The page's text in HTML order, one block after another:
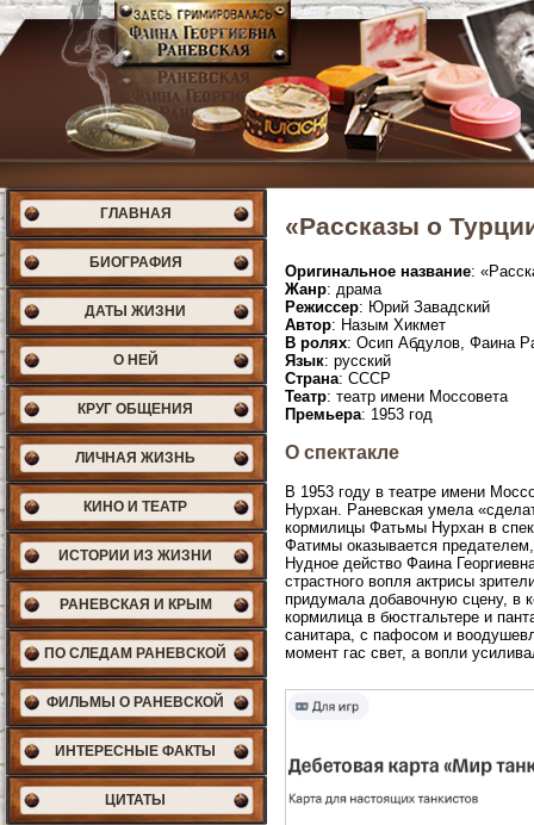
ГЛАВНАЯ
БИОГРАФИЯ
ДАТЫ ЖИЗНИ
О НЕЙ
КРУГ ОБЩЕНИЯ
ЛИЧНАЯ ЖИЗНЬ
КИНО И ТЕАТР
ИСТОРИИ ИЗ ЖИЗНИ
РАНЕВСКАЯ И КРЫМ
ПО СЛЕДАМ РАНЕВСКОЙ
ФИЛЬМЫ О РАНЕВСКОЙ
ИНТЕРЕСНЫЕ ФАКТЫ
ЦИТАТЫ
«Рассказы о
Оригинальное название:
Жанр: драма
Режиссер: Юрий Завадский
Автор: Назым Хикмет
В ролях: Осип Абдулов, Фаина
Язык: русский
Страна: СССР
Театр: театр имени Моссовета
Премьера: 1953 год
О спектакле
В 1953 году в театре имени
Нурхан. Раневская умела
кормилицы Фатьмы Нурхан в
Фатимы оказывается
Нудное действо Фаина
страстного вопля актрисы
придумала добавочную сцену, в
кормилица в бюстгальтере и
санитара, с пафосом и
момент гас свет, а вопли